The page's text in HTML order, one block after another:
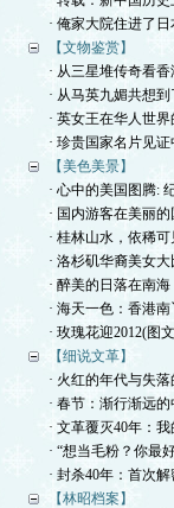
· 俺家大院住进了
【文物鉴赏】
· 从三星堆传奇看
· 从马英九媚共想
· 英女王在华人世
· 珍贵国家名片见
【美色美景】
· 心中的美国图腾:
· 国内游客在美丽
· 桂林山水，依稀
· 洛杉矶华裔美女大
· 醉美的日落在南海
· 海天一色：香港南
· 玫瑰花迎2012(图
【细说文革】
· 火红的年代与失
· 春节：渐行渐远
· 文革覆灭40年：
· “想当毛粉？你最
· 封杀40年：首次
【林昭档案】